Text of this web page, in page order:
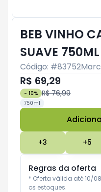
BEB VINHO
SUAVE 750ML
Código: #83752
R$ 69,29
- 10% R$ 76,99
750ml
+3 +5
Regras da oferta
* Oferta válida até 10/
os estoques.